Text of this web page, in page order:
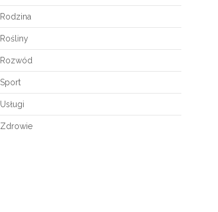
Rodzina
Rośliny
Rozwód
Sport
Usługi
Zdrowie